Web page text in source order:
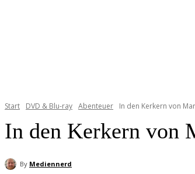
Start DVD & Blu-ray Abenteuer In den Kerkern von
In den Kerkern von
By Mediennerd